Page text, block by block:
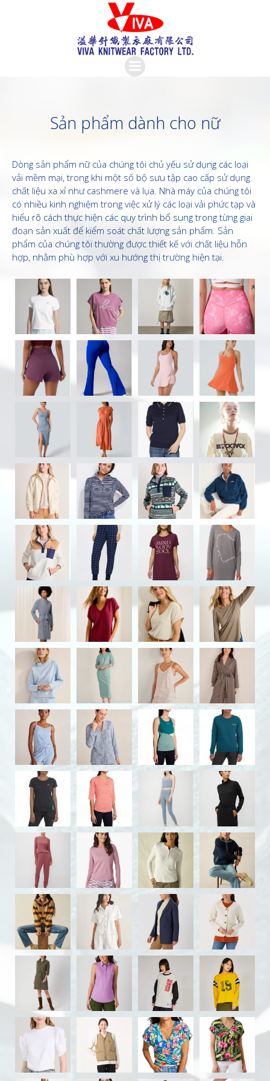
Skip
to
content
Sản phẩm dành cho nữ
Dòng sản phẩm nữ của chúng tôi chủ yếu sử dụng các loại
vải mềm mại, trong khi một số bộ sưu tập cao cấp sử dụng
chất liệu xa xỉ như cashmere và lụa. Nhà máy của chúng tôi
có nhiều kinh nghiệm trong việc xử lý các loại vải phức tạp và
hiểu rõ cách thực hiện các quy trình bổ sung trong từng giai
đoạn sản xuất để kiểm soát chất lượng sản phẩm. Sản
phẩm của chúng tôi thường được thiết kế với chất liệu hỗn
hợp, nhằm phù hợp với xu hướng thị trường hiện tại.